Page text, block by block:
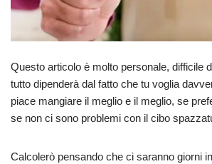
Questo articolo è molto personale, difficile
tutto dipenderà dal fatto che tu voglia
piace mangiare il meglio e il meglio, se
se non ci sono problemi con il cibo
Calcolerò pensando che ci saranno giorni